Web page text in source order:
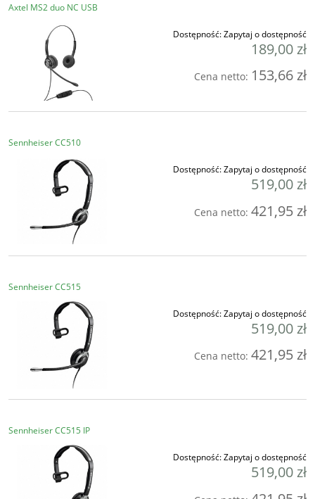
Axtel MS2 duo NC USB
Dostępność:Zapytaj o dostępność
189,00 zł
Cena netto: 153,66 zł
Sennheiser CC510
Dostępność:Zapytaj o dostępność
519,00 zł
Cena netto: 421,95 zł
Sennheiser CC515
Dostępność:Zapytaj o dostępność
519,00 zł
Cena netto: 421,95 zł
Sennheiser CC515 IP
Dostępność:Zapytaj o dostępność
519,00 zł